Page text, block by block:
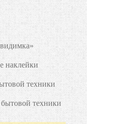
наклейки
техники
техники